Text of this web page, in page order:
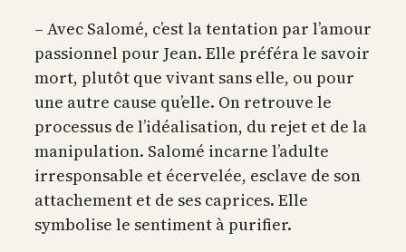
– Avec Salomé, c’est la tentation par l’amour
passionnel pour Jean. Elle préféra le savoir
mort, plutôt que vivant sans elle, ou pour
une autre cause qu’elle. On retrouve le
processus de l’idéalisation, du rejet et de la
manipulation. Salomé incarne l’adulte
irresponsable et écervelée, esclave de son
attachement et de ses caprices. Elle
symbolise le sentiment à purifier.